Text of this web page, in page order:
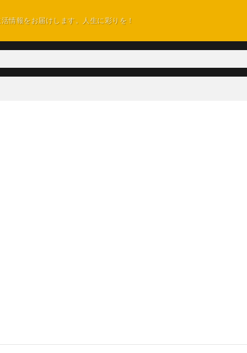
情報をお届けします。人生に彩りを！